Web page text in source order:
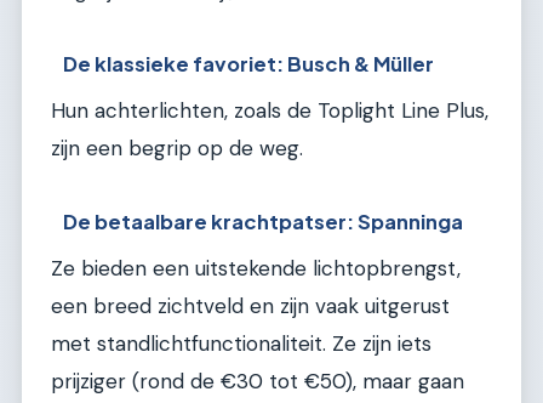
De klassieke favoriet: Busch & Müller
Hun achterlichten, zoals de Toplight Line Plus,
zijn een begrip op de weg.
De betaalbare krachtpatser: Spanninga
Ze bieden een uitstekende lichtopbrengst,
een breed zichtveld en zijn vaak uitgerust
met standlichtfunctionaliteit. Ze zijn iets
prijziger (rond de €30 tot €50), maar gaan